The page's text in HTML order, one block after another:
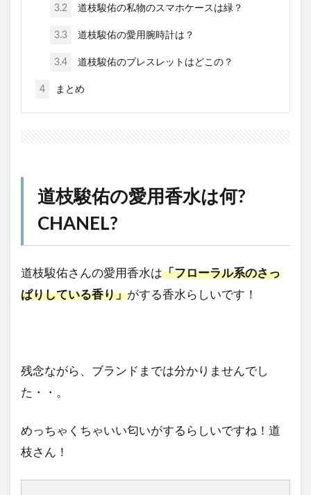
3.2 道枝駿佑の私物のスマホケースは緑？
3.3 道枝駿佑の愛用腕時計は？
3.4 道枝駿佑のブレスレットはどこの？
4 まとめ
道枝駿佑の愛用香水は何?
CHANEL?
道枝駿佑さんの愛用香水は「フローラル系のさっ
ぱりしている香り」がする香水らしいです！
残念ながら、ブランドまでは分かりませんでし
た・・。
めっちゃくちゃいい匂いがするらしいですね！道
枝さん！